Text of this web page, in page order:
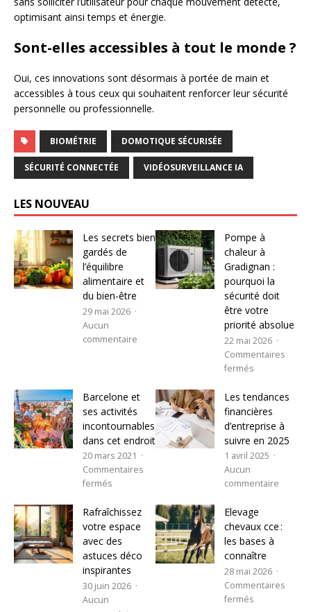
optimisant ainsi temps et énergie.
Sont-elles accessibles à tout le monde ?
Oui, ces innovations sont désormais à portée de main et
accessibles à tous ceux qui souhaitent renforcer leur sécurité
personnelle ou professionnelle.
BIOMÉTRIE DOMOTIQUE SÉCURISÉE
SÉCURITÉ CONNECTÉE VIDÉOSURVEILLANCE IA
LES NOUVEAU
Les secrets bien
gardés de
l’équilibre
alimentaire et
du bien-être
29 mai 2026
Aucun
commentaire
Pompe à
chaleur à
Gradignan :
pourquoi la
sécurité doit
être votre
priorité absolue
22 mai 2026
Commentaires
fermés
Barcelone et
ses activités
incontournables
dans cet endroit
20 mars 2021
Commentaires
fermés
Les tendances
financières
d’entreprise à
suivre en 2025
1 avril 2025
Aucun
commentaire
Rafraîchissez
votre espace
avec des
astuces déco
inspirantes
30 juin 2026
Aucun
Elevage
chevaux cce :
les bases à
connaître
28 mai 2026
Commentaires
fermés